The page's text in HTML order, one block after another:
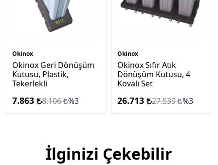
Okinox
Okinox Geri Dönüşüm
Kutusu, Plastik,
Tekerlekli
7.863 8.106 %3
Okinox
Okinox Sıfır Atık
Dönüşüm Kutusu, 4
Kovalı Set
26.713 27.539 %3
İlginizi Çekebilir